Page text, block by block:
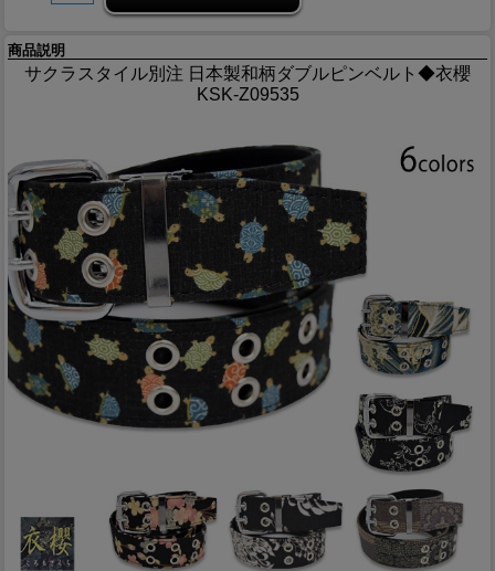
商品説明
サクラスタイル別注 日本製和柄ダブルピンベルト◆衣櫻
KSK-Z09535